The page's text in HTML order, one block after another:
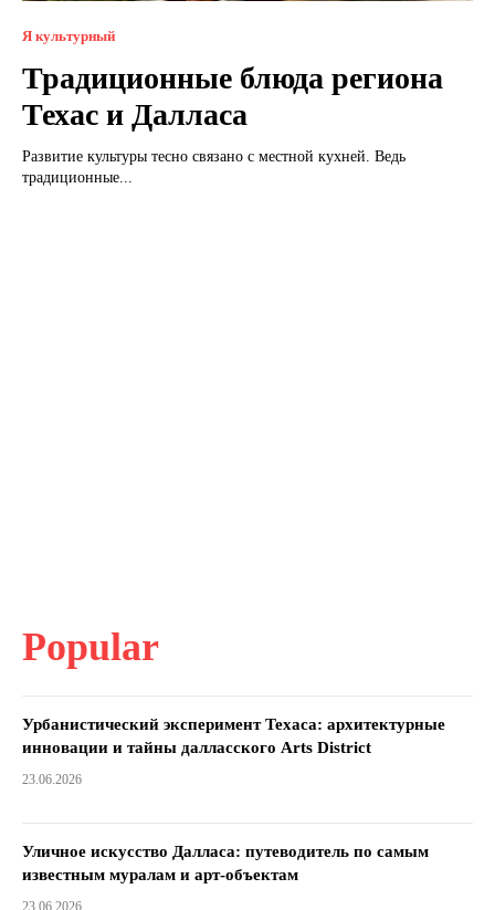
Я культурный
Традиционные блюда региона
Техас и Далласа
Развитие культуры тесно связано с местной кухней. Ведь
традиционные...
Popular
Урбанистический эксперимент Техаса: архитектурные
инновации и тайны далласского Arts District
23.06.2026
Уличное искусство Далласа: путеводитель по самым
известным муралам и арт-объектам
23.06.2026